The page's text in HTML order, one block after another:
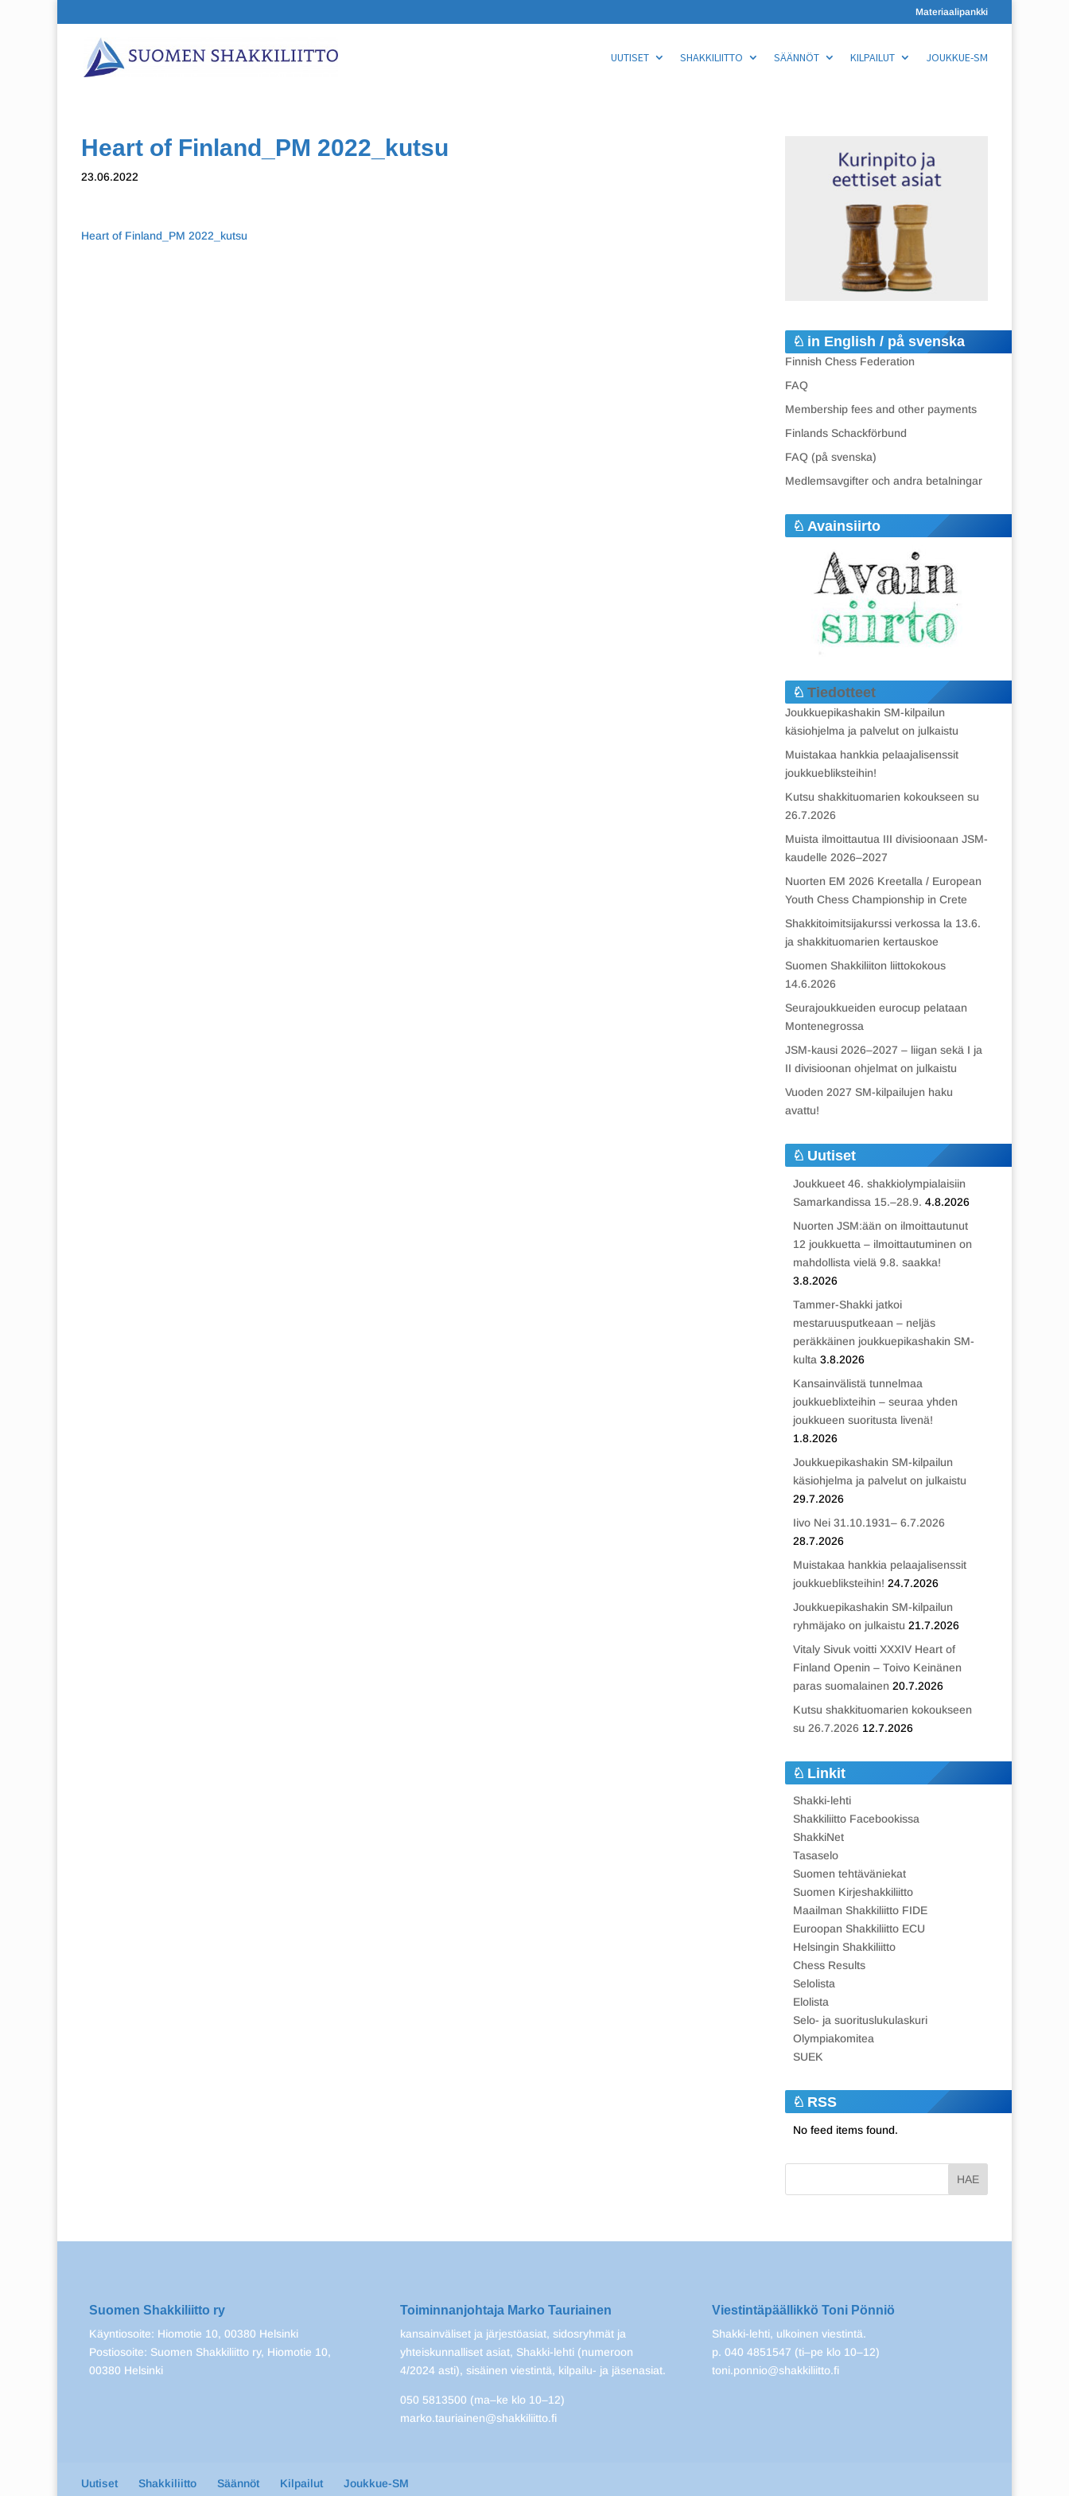
Materiaalipankki
UUTISET SHAKKILIITTO SÄÄNNÖT KILPAILUT JOUKKUE-SM
Heart of Finland_PM 2022_kutsu
23.06.2022
Heart of Finland_PM 2022_kutsu
in English / på svenska
Finnish Chess Federation
FAQ
Membership fees and other payments
Finlands Schackförbund
FAQ (på svenska)
Medlemsavgifter och andra betalningar
Avainsiirto
Tiedotteet
Joukkuepikashakin SM-kilpailun
käsiohjelma ja palvelut on julkaistu
Muistakaa hankkia pelaajalisenssit
joukkuebliksteihin!
Kutsu shakkituomarien kokoukseen su
26.7.2026
Muista ilmoittautua III divisioonaan JSM-
kaudelle 2026–2027
Nuorten EM 2026 Kreetalla / European
Youth Chess Championship in Crete
Shakkitoimitsijakurssi verkossa la 13.6.
ja shakkituomarien kertauskoe
Suomen Shakkiliiton liittokokous
14.6.2026
Seurajoukkueiden eurocup pelataan
Montenegrossa
JSM-kausi 2026–2027 – liigan sekä I ja
II divisioonan ohjelmat on julkaistu
Vuoden 2027 SM-kilpailujen haku
avattu!
Uutiset
Joukkueet 46. shakkiolympialaisiin
Samarkandissa 15.–28.9. 4.8.2026
Nuorten JSM:ään on ilmoittautunut
12 joukkuetta – ilmoittautuminen on
mahdollista vielä 9.8. saakka!
3.8.2026
Tammer-Shakki jatkoi
mestaruusputkeaan – neljäs
peräkkäinen joukkuepikashakin SM-
kulta 3.8.2026
Kansainvälistä tunnelmaa
joukkueblixteihin – seuraa yhden
joukkueen suoritusta livenä!
1.8.2026
Joukkuepikashakin SM-kilpailun
käsiohjelma ja palvelut on julkaistu
29.7.2026
Iivo Nei 31.10.1931– 6.7.2026
28.7.2026
Muistakaa hankkia pelaajalisenssit
joukkuebliksteihin! 24.7.2026
Joukkuepikashakin SM-kilpailun
ryhmäjako on julkaistu 21.7.2026
Vitaly Sivuk voitti XXXIV Heart of
Finland Openin – Toivo Keinänen
paras suomalainen 20.7.2026
Kutsu shakkituomarien kokoukseen
su 26.7.2026 12.7.2026
Linkit
Shakki-lehti
Shakkiliitto Facebookissa
ShakkiNet
Tasaselo
Suomen tehtäväniekat
Suomen Kirjeshakkiliitto
Maailman Shakkiliitto FIDE
Euroopan Shakkiliitto ECU
Helsingin Shakkiliitto
Chess Results
Selolista
Elolista
Selo- ja suorituslukulaskuri
Olympiakomitea
SUEK
RSS
No feed items found.
Suomen Shakkiliitto ry
Käyntiosoite: Hiomotie 10, 00380 Helsinki
Postiosoite: Suomen Shakkiliitto ry, Hiomotie 10,
00380 Helsinki
Toiminnanjohtaja Marko Tauriainen
kansainväliset ja järjestöasiat, sidosryhmät ja
yhteiskunnalliset asiat, Shakki-lehti (numeroon
4/2024 asti), sisäinen viestintä, kilpailu- ja jäsenasiat.
050 5813500 (ma–ke klo 10–12)
marko.tauriainen@shakkiliitto.fi
Viestintäpäällikkö Toni Pönniö
Shakki-lehti, ulkoinen viestintä.
p. 040 4851547 (ti–pe klo 10–12)
toni.ponnio@shakkiliitto.fi
Uutiset Shakkiliitto Säännöt Kilpailut Joukkue-SM